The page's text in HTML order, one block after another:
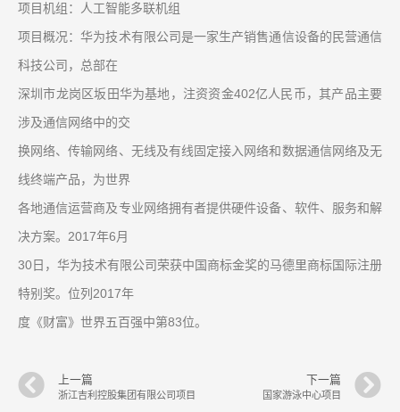
项目机组：人工智能多联机组
项目概况：华为技术有限公司是一家生产销售通信设备的民营通信
科技公司，总部在
深圳市龙岗区坂田华为基地，注资资金402亿人民币，其产品主要
涉及通信网络中的交
换网络、传输网络、无线及有线固定接入网络和数据通信网络及无
线终端产品，为世界
各地通信运营商及专业网络拥有者提供硬件设备、软件、服务和解
决方案。2017年6月
30日，华为技术有限公司荣获中国商标金奖的马德里商标国际注册
特别奖。位列2017年
度《财富》世界五百强中第83位。
上一篇
浙江吉利控股集团有限公司项目
下一篇
国家游泳中心项目